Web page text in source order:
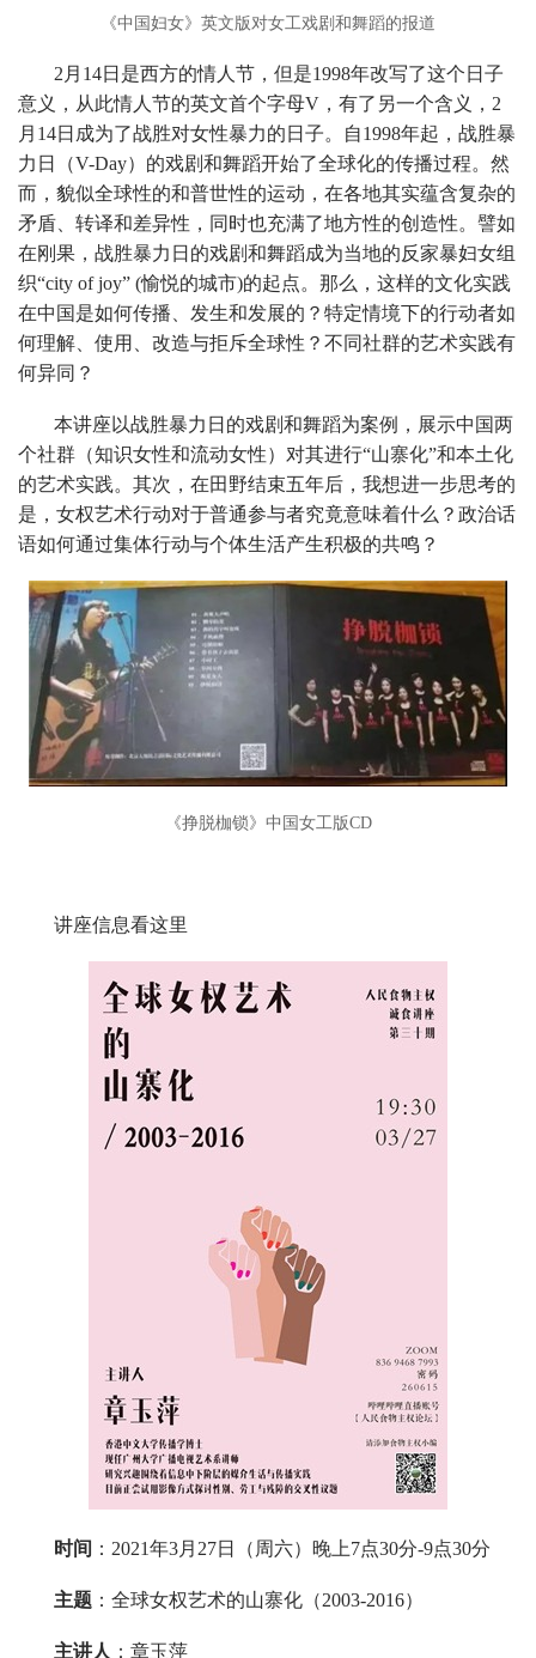
《中国妇女》英文版对女工戏剧和舞蹈的报道
2月14日是西方的情人节，但是1998年改写了这个日子
意义，从此情人节的英文首个字母V，有了另一个含义，2
月14日成为了战胜对女性暴力的日子。自1998年起，战胜暴
力日（V-Day）的戏剧和舞蹈开始了全球化的传播过程。然
而，貌似全球性的和普世性的运动，在各地其实蕴含复杂的
矛盾、转译和差异性，同时也充满了地方性的创造性。譬如
在刚果，战胜暴力日的戏剧和舞蹈成为当地的反家暴妇女组
织“city of joy” (愉悦的城市)的起点。那么，这样的文化实践
在中国是如何传播、发生和发展的？特定情境下的行动者如
何理解、使用、改造与拒斥全球性？不同社群的艺术实践有
何异同？
本讲座以战胜暴力日的戏剧和舞蹈为案例，展示中国两
个社群（知识女性和流动女性）对其进行“山寨化”和本土化
的艺术实践。其次，在田野结束五年后，我想进一步思考的
是，女权艺术行动对于普通参与者究竟意味着什么？政治话
语如何通过集体行动与个体生活产生积极的共鸣？
《挣脱枷锁》中国女工版CD
讲座信息看这里
时间 ：2021年3月27日（周六）晚上7点30分-9点30分
主题 ：全球女权艺术的山寨化（2003-2016）
主讲人 ：章玉萍